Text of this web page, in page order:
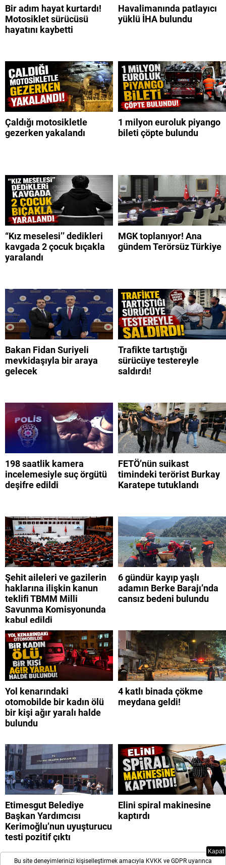
Bir adım hayat kurtardı!
Motosiklet sürücüsü
hayatını kaybetti
Havalimanında patlayıcı
yüklü İHA bulundu
Çaldığı motosikletle
gezerken yakalandı
1 milyon euroluk piyango
bileti çöpte bulundu
“Kız meselesi’’ dedikleri
kavgada 2 çocuk bıçakla
yaralandı
MGK toplanıyor! Ana
gündem Terörsüz Türkiye
Bakan Fidan Suriyeli
mevkidaşıyla bir araya
gelecek
Trafikte tartıştığı
sürücüye testereyle
saldırdı!
198 saatlik kamera
incelemesiyle suç örgütü
deşifre edildi
FETÖ’nün suikast
timindeki terörist Burkay
Karatepe tutuklandı
Şehit aileleri ve gazilerin
haklarına ilişkin kanun
teklifi TBMM Milli
Savunma Komisyonunda
kabul edildi
6 gündür kayıp yaşlı
adamın Berke Barajı’nda
cansız bedeni bulundu
Yol kenarındaki
otomobilde bir kadın ölü
bir kişi ağır yaralı halde
bulundu
4 katlı binada çökme
meydana geldi!
Etimesgut Belediye
Başkan Yardımcısı
Kerimoğlu’nun uyuşturucu
testi pozitif çıktı
Elini spiral makinesine
kaptırdı
Bu site deneyimlerinizi kişiselleştirmek amacıyla KVKK ve GDPR uyarınca
Kapat